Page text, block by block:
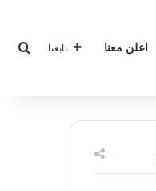
اعلن معنا تابعنا